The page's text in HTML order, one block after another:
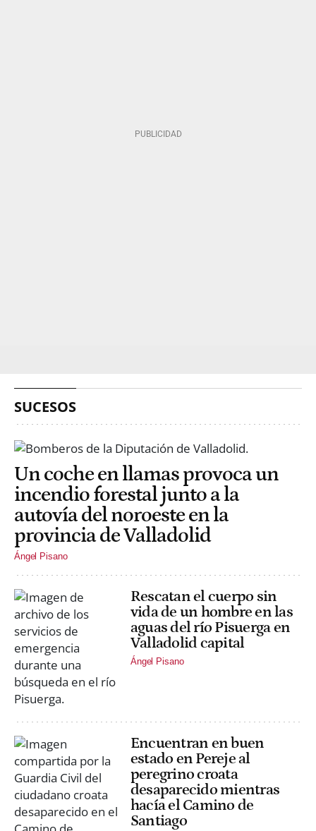
SUCESOS
Un coche en llamas provoca un
incendio forestal junto a la
autovía del noroeste en la
provincia de Valladolid
Ángel Pisano
Rescatan el cuerpo sin
vida de un hombre en las
aguas del río Pisuerga en
Valladolid capital
Ángel Pisano
Encuentran en buen
estado en Pereje al
peregrino croata
desaparecido mientras
hacía el Camino de
Santiago